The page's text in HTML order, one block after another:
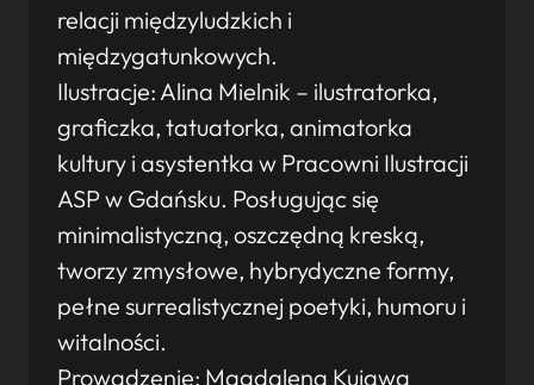
relacji międzyludzkich i
międzygatunkowych.
Ilustracje: Alina Mielnik – ilustratorka,
graficzka, tatuatorka, animatorka
kultury i asystentka w Pracowni Ilustracji
ASP w Gdańsku. Posługując się
minimalistyczną, oszczędną kreską,
tworzy zmysłowe, hybrydyczne formy,
pełne surrealistycznej poetyki, humoru i
witalności.
Prowadzenie: Magdalena Kujawa